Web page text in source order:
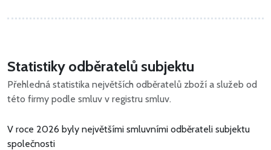
Statistiky odběratelů subjektu
Přehledná statistika největších odběratelů zboží a služeb od
této firmy podle smluv v registru smluv.
V roce 2026 byly největšími smluvními odběrateli subjektu
společnosti